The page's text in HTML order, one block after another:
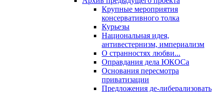
Крупные мероприятия
консервативного толка
Курьезы
Национальная идея,
антивестернизм, империализм
О странностях любви...
Оправдания дела ЮКОСа
Основания пересмотра
приватизации
Предложения де-либерализовать